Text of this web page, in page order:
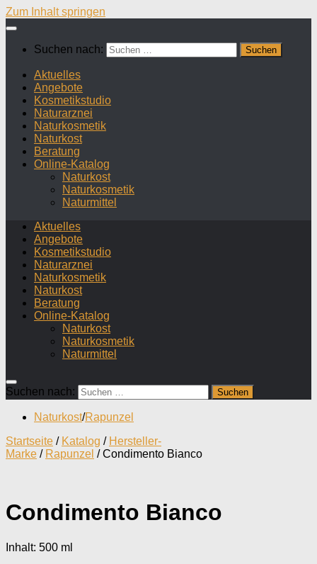
Zum Inhalt springen
Suchen nach:
Aktuelles
Angebote
Kosmetikstudio
Naturarznei
Naturkosmetik
Naturkost
Beratung
Online-Katalog
Naturkost
Naturkosmetik
Naturmittel
Aktuelles
Angebote
Kosmetikstudio
Naturarznei
Naturkosmetik
Naturkost
Beratung
Online-Katalog
Naturkost
Naturkosmetik
Naturmittel
Suchen nach:
Naturkost/Rapunzel
Startseite / Katalog / Hersteller-
Marke / Rapunzel / Condimento Bianco
Condimento Bianco
Inhalt: 500 ml